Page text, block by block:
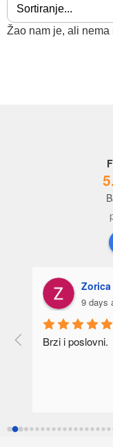
Žao nam je, ali nema
9 days
Brzi i poslovni.